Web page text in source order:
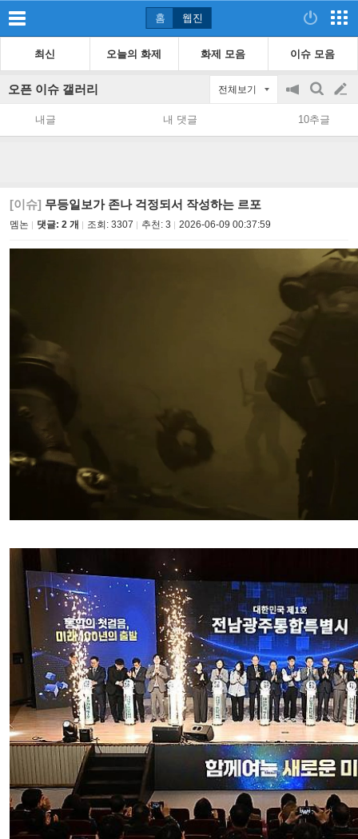
홈 웹진
최신 오늘의 화제 화제 모음 이슈 모음
오픈 이슈 갤러리 전체보기
공
지
on/off
검
색
글
쓰
내글 내 댓글 10추글
[이슈] 무등일보가 존나 걱정되서 작성하는 르포
멤논 댓글: 2 개 조회: 3307 추천: 3 2026-06-09 00:37:59